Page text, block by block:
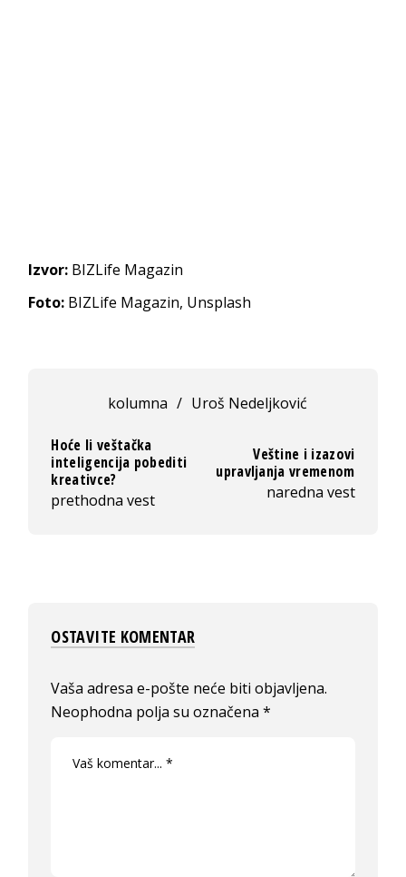
Izvor: BIZLife Magazin
Foto: BIZLife Magazin, Unsplash
kolumna / Uroš Nedeljković
Hoće li veštačka
inteligencija pobediti
kreativce?
prethodna vest
Veštine i izazovi
upravljanja vremenom
naredna vest
OSTAVITE KOMENTAR
Vaša adresa e-pošte neće biti objavljena.
Neophodna polja su označena*